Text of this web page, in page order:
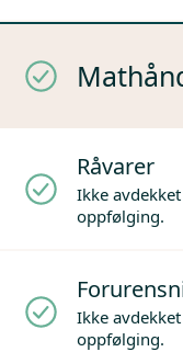
Råvarer
Ikke
oppfølging.
Ikke
oppfølging.